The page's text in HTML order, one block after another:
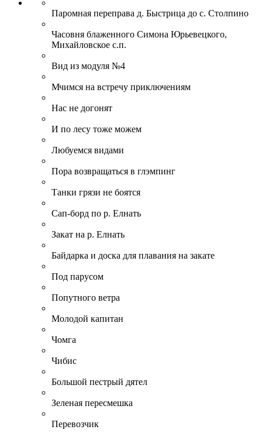
Паромная переправа д. Быстрица до с. Столпино
Часовня блаженного Симона Юрьевецкого,
Михайловское с.п.
Вид из модуля №4
Мчимся на встречу приключениям
Нас не догонят
И по лесу тоже можем
Любуемся видами
Пора возвращаться в глэмпинг
Танки грязи не боятся
Сап-борд по р. Елнать
Закат на р. Елнать
Байдарка и доска для плавания на закате
Под парусом
Попутного ветра
Молодой капитан
Чомга
Чибис
Большой пестрый дятел
Зеленая пересмешка
Перевозчик